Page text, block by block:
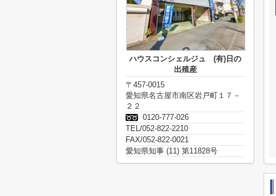
ハウスコンシェルジュ (有)日の
出殖産
〒457-0015
愛知県名古屋市南区岩戸町１７－
２２
0120-777-026
TEL/052-822-2210
FAX/052-822-0021
愛知県知事 (11) 第11828号